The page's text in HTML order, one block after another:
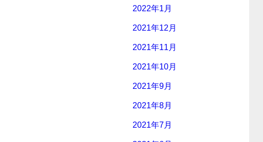
2022年1月
2021年12月
2021年11月
2021年10月
2021年9月
2021年8月
2021年7月